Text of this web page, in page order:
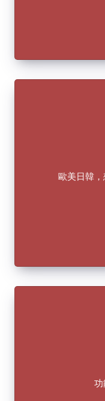
歐美日韓